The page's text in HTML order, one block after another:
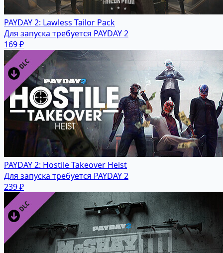
PAYDAY 2: Lawless Tailor Pack
Для запуска требуется PAYDAY 2
169 ₽
PAYDAY 2: Hostile Takeover Heist
Для запуска требуется PAYDAY 2
239 ₽